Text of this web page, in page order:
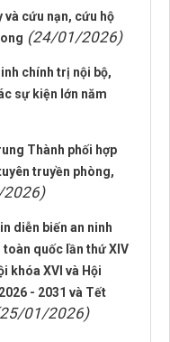
cứu nạn, cứu hộ
(24/01/2026)
chính trị nội bộ,
sự kiện lớn năm
Thành phối hợp
truyền phòng,
diễn biến an ninh
quốc lần thứ XIV
khóa XVI và Hội
- 2031 và Tết
01/2026)